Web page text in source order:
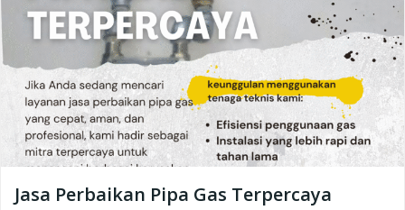
Jasa Perbaikan Pipa Gas Terpercaya